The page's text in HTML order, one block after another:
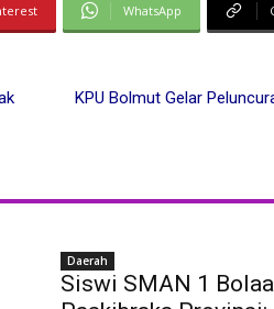
WhatsApp
KPU Bolmut Gelar
Daerah
Siswi SMAN 1